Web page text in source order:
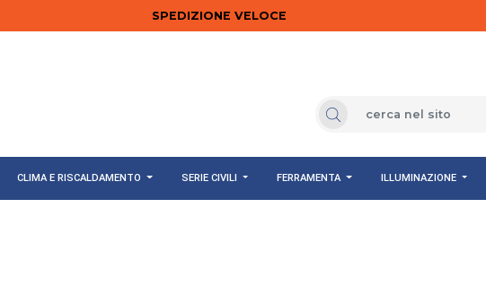
SPEDIZIONE VELOCE
CLIMA E RISCALDAMENTO SERIE CIVILI FERRAMENTA ILLUMINAZIONE
OMRON